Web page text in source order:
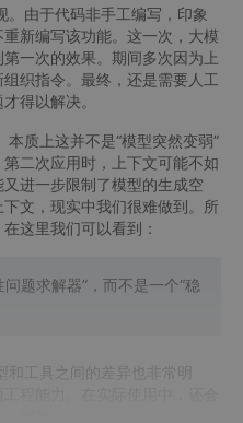
由于代码非手工编写，印象
新编写该功能。这一次，大模
一次的效果。期间多次因为上
织指令。最终，还是需要人工
得以解决。
质上这并不是“模型突然变弱”
二次应用时，上下文可能不如
进一步限制了模型的生成空
文，现实中我们很难做到。所
这里我们可以看到：
题求解器”，而不是一个“稳
工具之间的差异也非常明